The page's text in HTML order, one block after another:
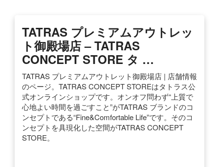
TATRAS プレミアムアウトレッ
ト御殿場店 – TATRAS
CONCEPT STORE タ …
TATRAS プレミアムアウトレット御殿場店 | 店舗情報
のページ。TATRAS CONCEPT STOREはタトラス公
式オンラインショップです。オンオフ問わず“上質で
心地よい時間を過ごすこと”がTATRAS ブランドのコ
ンセプトである“Fine&Comfortable Life”です。そのコ
ンセプトを具現化した空間がTATRAS CONCEPT
STORE。